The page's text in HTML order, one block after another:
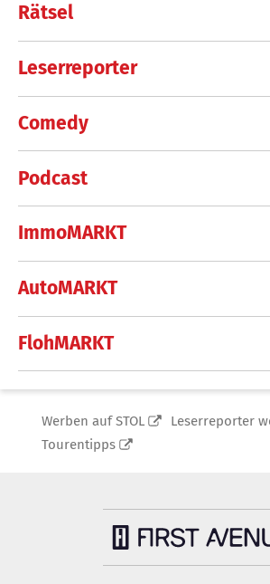
Rätsel
Leserreporter
Comedy
Podcast
ImmoMARKT
AutoMARKT
FlohMARKT
Werben auf STOL
Leserreporter
Tourentipps